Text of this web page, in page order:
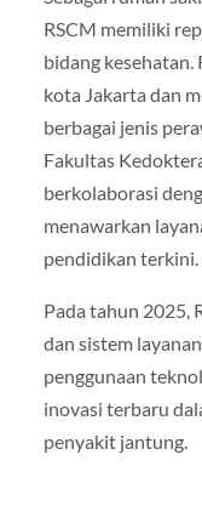
RSCM memiliki
bidang
kota Jakarta dan
berbagai jenis
Fakultas
berkolaborasi
menawarkan
pendidikan terkini.
Pada tahun 2025,
dan sistem
penggunaan
inovasi terbaru
penyakit jantung.